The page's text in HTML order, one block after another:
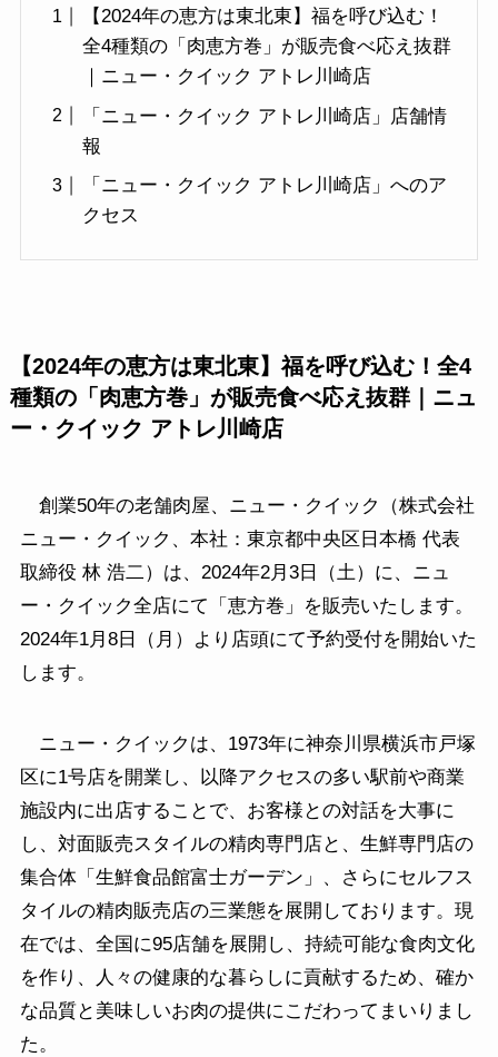
【2024年の恵方は東北東】福を呼び込む！
全4種類の「肉恵方巻」が販売食べ応え抜群
｜ニュー・クイック アトレ川崎店
「ニュー・クイック アトレ川崎店」店舗情
報
「ニュー・クイック アトレ川崎店」へのア
クセス
【2024年の恵方は東北東】福を呼び込む！全4
種類の「肉恵方巻」が販売食べ応え抜群｜ニュ
ー・クイック アトレ川崎店
創業50年の老舗肉屋、ニュー・クイック（株式会社
ニュー・クイック、本社：東京都中央区日本橋 代表
取締役 林 浩二）は、2024年2月3日（土）に、ニュ
ー・クイック全店にて「恵方巻」を販売いたします。
2024年1月8日（月）より店頭にて予約受付を開始いた
します。
ニュー・クイックは、1973年に神奈川県横浜市戸塚
区に1号店を開業し、以降アクセスの多い駅前や商業
施設内に出店することで、お客様との対話を大事に
し、対面販売スタイルの精肉専門店と、生鮮専門店の
集合体「生鮮食品館富士ガーデン」、さらにセルフス
タイルの精肉販売店の三業態を展開しております。現
在では、全国に95店舗を展開し、持続可能な食肉文化
を作り、人々の健康的な暮らしに貢献するため、確か
な品質と美味しいお肉の提供にこだわってまいりまし
た。